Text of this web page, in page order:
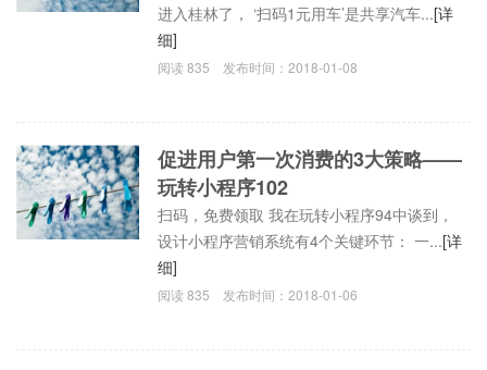
进入桂林了， ‘扫码1元用车’是共享汽车...[详
细]
阅读835 发布时间：2018-01-08
促进用户第一次消费的3大策略——
玩转小程序102
扫码，免费领取 我在玩转小程序94中谈到，
设计小程序营销系统有4个关键环节： 一...[详
细]
阅读835 发布时间：2018-01-06